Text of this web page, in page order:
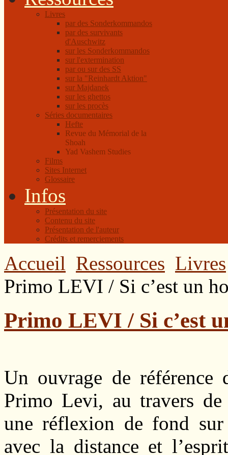
Livres
par des Sonderkommandos
par des survivants
d'Auschwitz
sur les Sonderkommandos
sur l'extermination
par ou sur des SS
sur la "Reinhardt Aktion"
sur Majdanek
sur les ghettos
sur les procès
Séries documentaires
Hefte
Revue du Mémorial de la
Shoah
Yad Vashem Studies
Films
Sites Internet
Glossaire
Infos
Présentation du site
Contenu du site
Présentation de l'auteur
Crédits et remerciements
Accueil Ressources Livres
Primo LEVI / Si c’est un
Primo LEVI / Si c’est
Un ouvrage de référence
Primo Levi, au travers
une réflexion de fond
avec la distance et